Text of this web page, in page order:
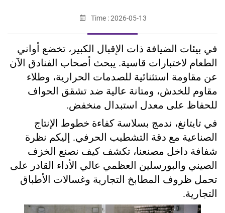
Time : 2026-05-13
في بيئات الضيافة ذات الإقبال الكبير، تخضع أواني
الطعام لاختبارات قاسية. يبحث أصحاب الفنادق الآن
عن مقاومة استثنائية للصدمات الحرارية، وطلاء
مقاوم للخدش، ومتانة عالية ضد تشقق الحواف
للحفاظ على معدل استبدال منخفض.
في تايتانغ، ندمج بسلاسة كفاءة خطوط الإنتاج
الصناعية مع دقة التشطيب الحرفي. إليكم نظرة
شفافة داخل مصنعنا، تكشف كيف نصنع الخزف
الصيني والبورسلين العظمي عالي الأداء القادر على
تحمل ظروف المطابخ التجارية وغسالات الأطباق
التجارية.